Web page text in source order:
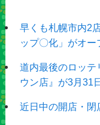
早くも札幌市内2
ップ〇化」がオー
道内最後のロッテ
ウン店』が3月31
近日中の開店・閉